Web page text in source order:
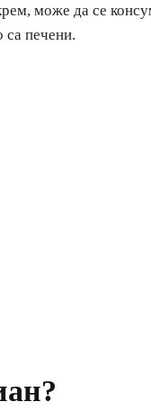
може да се
са печени.